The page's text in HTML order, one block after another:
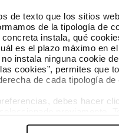
de texto que los sitios
de la tipología de
instala, qué
es el plazo máximo en
instala ninguna cookie
cookies”, permites que
de cada tipología
debes hacer
tus opciones de
de cookies Gestor de cookies